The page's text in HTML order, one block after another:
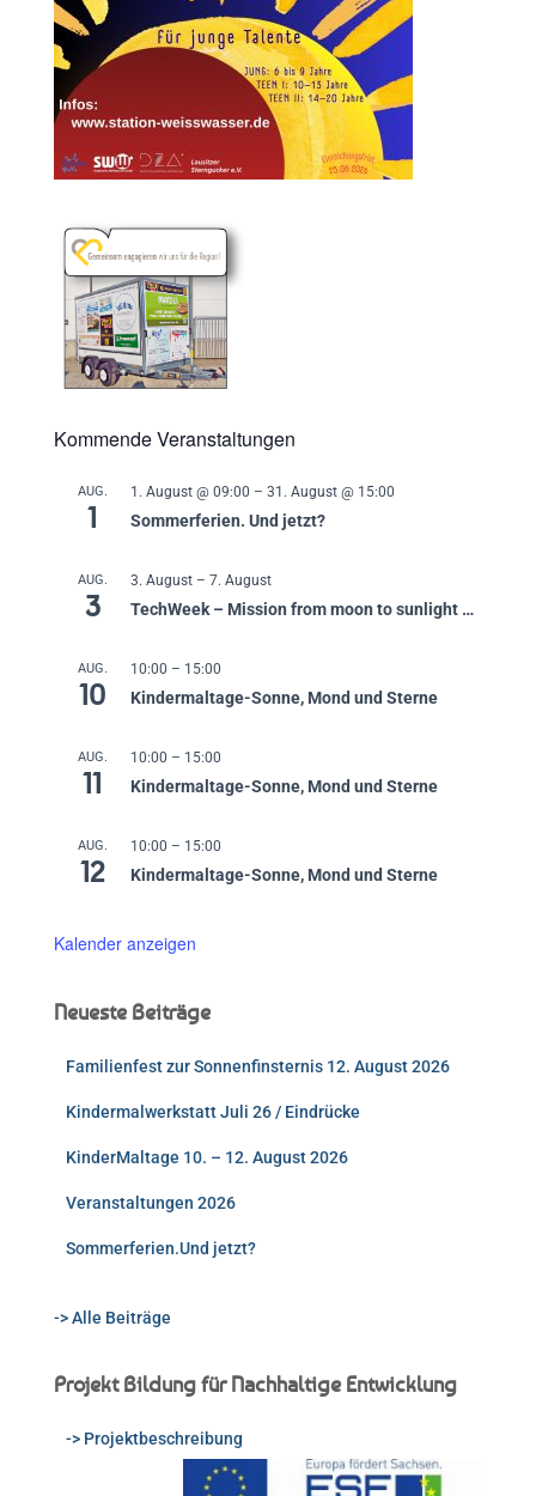
Kommende Veranstaltungen
AUG.
1
1. August @ 09:00 – 31. August @ 15:00
Sommerferien. Und jetzt?
AUG.
3
3. August – 7. August
TechWeek – Mission from moon to sunlight …
AUG.
10
10:00 – 15:00
Kindermaltage-Sonne, Mond und Sterne
AUG.
11
10:00 – 15:00
Kindermaltage-Sonne, Mond und Sterne
AUG.
12
10:00 – 15:00
Kindermaltage-Sonne, Mond und Sterne
Kalender anzeigen
Neueste Beiträge
Familienfest zur Sonnenfinsternis 12. August 2026
Kindermalwerkstatt Juli 26 / Eindrücke
KinderMaltage 10. – 12. August 2026
Veranstaltungen 2026
Sommerferien.Und jetzt?
-> Alle Beiträge
Projekt Bildung für Nachhaltige Entwicklung
-> Projektbeschreibung